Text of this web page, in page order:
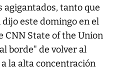
agigantados, tanto que
este domingo en el
CNN State of the Union
borde" de volver al
la alta concentración